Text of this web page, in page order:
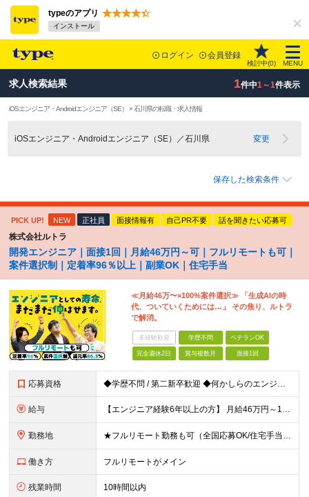
typeのアプリ
インストール
ログイン 会員登録
検討中(0) MENU
求人検索結果 1件中1～1件表示
iOSエンジニア・Androidエンジニア（SE） × 石川県の転職・求人情報
iOSエンジニア・Androidエンジニア（SE）／石川県 変更
保存した検索条件
PICK UP! NEW 正社員 面接情報有 自己PR不要 話を聞きたい応募可
株式会社ルトラ
開発エンジニア｜面接1回｜月給46万円～可｜フルリモートも可｜
案件選択制｜定着率96％以上｜副業OK｜住宅手当
≪月給46万〜×100%案件選択≫ 「生成AIの時
代、ついていくためには…」 その焦り、ルトラ
で解消。
未経験歓迎 学歴不問 ベテランOK
完全週休2日 賞与複数月 面接1回
応募資格 ◆学歴不問 / 第二新卒歓迎 ◆何かしらのエンジニア経験をお持ちの方 （言語・期間・フェーズ不問） 経験浅めの方も遠慮なくご応募ください！ ■入社前Q＆A ────── ◎実力に見合った報酬が手に
給与 【エンジニア経験6年以上の方】 月給46万円～100万円（固定残業代含む） ※上記月給には月30時間分の固定残業代（月8万7,400円～月19万円）を含む。超過分は全額支給。 【エンジニア経験4年以
勤務地 ★フルリモート勤務も可（全国応募OK/住宅手当を支給します） ※案件によって常駐が必要になる場合があります。 ※希望がない限り、転勤はありません ※U・Iターン歓迎 ★ルトラの社員は全国各地で活躍中
働き方 フルリモートがメイン
残業時間 10時間以内